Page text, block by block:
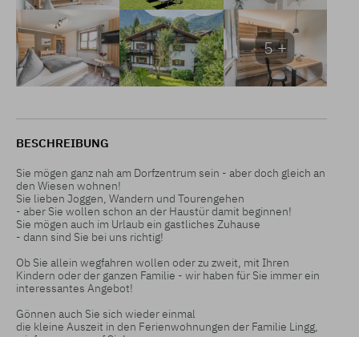
5 +
BESCHREIBUNG
Sie mögen ganz nah am Dorfzentrum sein - aber doch gleich an
den Wiesen wohnen!
Sie lieben Joggen, Wandern und Tourengehen
- aber Sie wollen schon an der Haustür damit beginnen!
Sie mögen auch im Urlaub ein gastliches Zuhause
- dann sind Sie bei uns richtig!
Ob Sie allein wegfahren wollen oder zu zweit, mit Ihren
Kindern oder der ganzen Familie - wir haben für Sie immer ein
interessantes Angebot!
Gönnen auch Sie sich wieder einmal
die kleine Auszeit in den Ferienwohnungen der Familie Lingg,